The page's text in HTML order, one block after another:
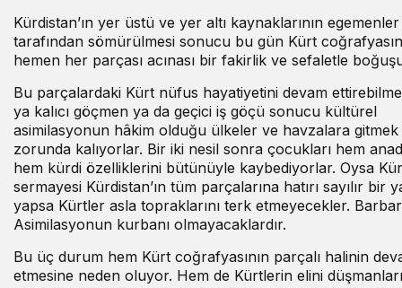
Kürdistan’ın yer üstü ve yer altı kaynaklarının egemenler
tarafından sömürülmesi sonucu bu gün Kürt
hemen her parçası acınası bir fakirlik ve sefaletle
Bu parçalardaki Kürt nüfus hayatiyetini devam
ya kalıcı göçmen ya da geçici iş göçü sonucu kültürel
asimilasyonun hâkim olduğu ülkeler ve havzalara gitmek
zorunda kalıyorlar. Bir iki nesil sonra çocukları hem
hem kürdi özelliklerini bütünüyle kaybediyorlar. Oysa
sermayesi Kürdistan’ın tüm parçalarına hatırı sayılır bir
yapsa Kürtler asla topraklarını terk etmeyecekler.
Asimilasyonun kurbanı olmayacaklardır.
Bu üç durum hem Kürt coğrafyasının parçalı halinin
etmesine neden oluyor. Hem de Kürtlerin elini